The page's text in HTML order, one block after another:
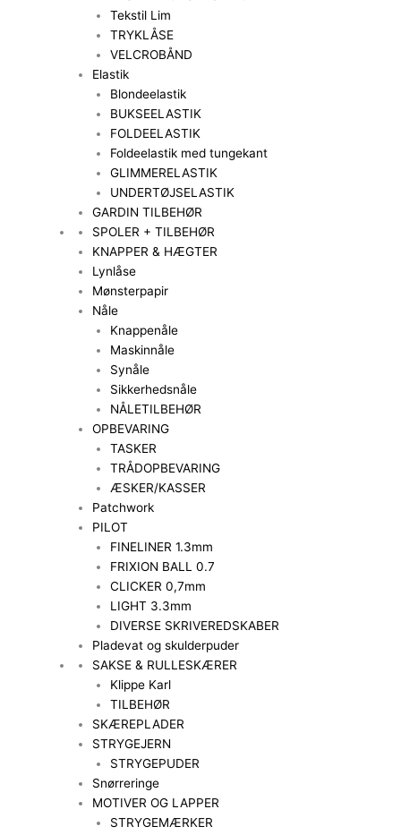
Tekstil Lim
TRYKLÅSE
VELCROBÅND
Elastik
Blondeelastik
BUKSEELASTIK
FOLDEELASTIK
Foldeelastik med tungekant
GLIMMERELASTIK
UNDERTØJSELASTIK
GARDIN TILBEHØR
SPOLER + TILBEHØR
KNAPPER & HÆGTER
Lynlåse
Mønsterpapir
Nåle
Knappenåle
Maskinnåle
Synåle
Sikkerhedsnåle
NÅLETILBEHØR
OPBEVARING
TASKER
TRÅDOPBEVARING
ÆSKER/KASSER
Patchwork
PILOT
FINELINER 1.3mm
FRIXION BALL 0.7
CLICKER 0,7mm
LIGHT 3.3mm
DIVERSE SKRIVEREDSKABER
Pladevat og skulderpuder
SAKSE & RULLESKÆRER
Klippe Karl
TILBEHØR
SKÆREPLADER
STRYGEJERN
STRYGEPUDER
Snørreringe
MOTIVER OG LAPPER
STRYGEMÆRKER